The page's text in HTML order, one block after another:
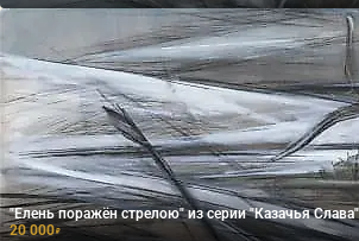
"Елень поражён стрелою" из
20 000₽